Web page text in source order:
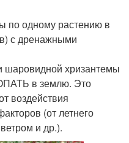
по одному растению в
с дренажными
шаровидной хризантемы
в землю. Это
воздействия
(от летнего
и др.).